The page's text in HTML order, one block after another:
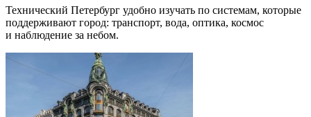
Технический Петербург удобно изучать по системам, которые
поддерживают город: транспорт, вода, оптика, космос
и наблюдение за небом.